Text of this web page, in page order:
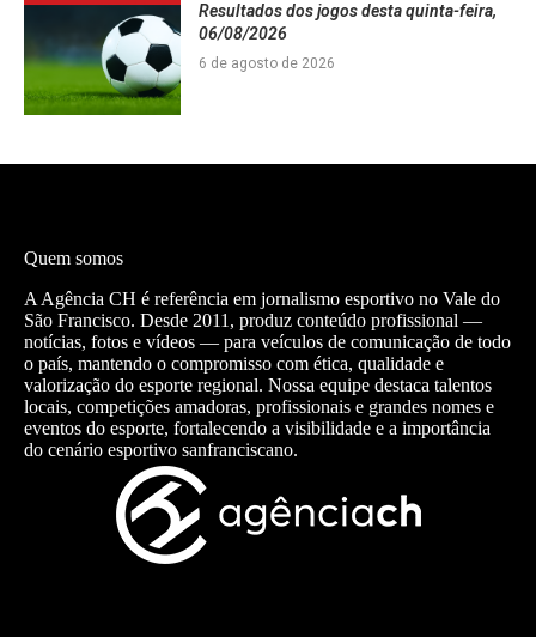
Resultados dos jogos desta quinta-feira,
06/08/2026
6 de agosto de 2026
Quem somos
A Agência CH é referência em jornalismo esportivo no Vale do
São Francisco. Desde 2011, produz conteúdo profissional —
notícias, fotos e vídeos — para veículos de comunicação de todo
o país, mantendo o compromisso com ética, qualidade e
valorização do esporte regional. Nossa equipe destaca talentos
locais, competições amadoras, profissionais e grandes nomes e
eventos do esporte, fortalecendo a visibilidade e a importância
do cenário esportivo sanfranciscano.